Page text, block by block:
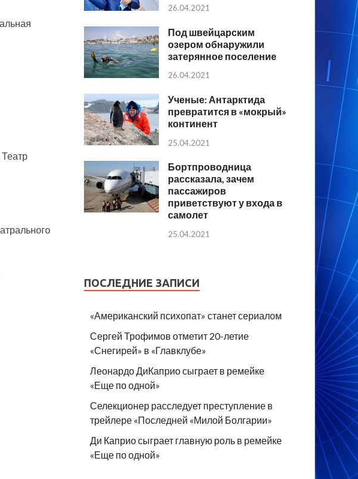
26.04.2021
Под швейцарским
озером обнаружили
затерянное поселение
26.04.2021
Ученые: Антарктида
превратится в «мокрый»
континент
25.04.2021
Бортпроводница
рассказала, зачем
пассажиров
приветствуют у входа в
самолет
25.04.2021
ПОСЛЕДНИЕ ЗАПИСИ
«Американский психопат» станет сериалом
Сергей Трофимов отметит 20-летие
«Снегирей» в «Главклубе»
Леонардо ДиКаприо сыграет в ремейке
«Еще по одной»
Селекционер расследует преступление в
трейлере «Последней «Милой Болгарии»
Ди Каприо сыграет главную роль в ремейке
«Еще по одной»